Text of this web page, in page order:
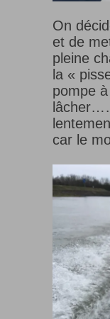
On
et de
pleine
la «
pompe
car le